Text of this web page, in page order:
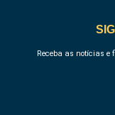
Receba as notícias e